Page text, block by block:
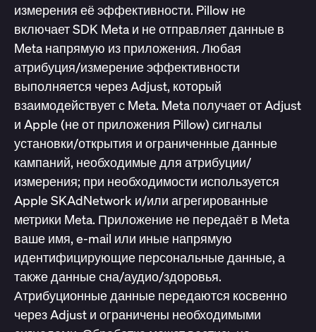
измерения её эффективности. Pillow не
включает SDK Meta и не отправляет данные в
Meta напрямую из приложения. Любая
атрибуция/измерение эффективности
выполняется через Adjust, который
взаимодействует с Meta. Meta получает от Adjust
и Apple (не от приложения Pillow) сигналы
установки/открытия и ограниченные данные
кампаний, необходимые для атрибуции/
измерения; при необходимости используется
Apple SKAdNetwork и/или агрегированные
метрики Meta. Приложение не передаёт в Meta
ваше имя, e-mail или иные напрямую
идентифицирующие персональные данные, а
также данные сна/аудио/здоровья.
Атрибуционные данные передаются косвенно
через Adjust и ограничены необходимыми